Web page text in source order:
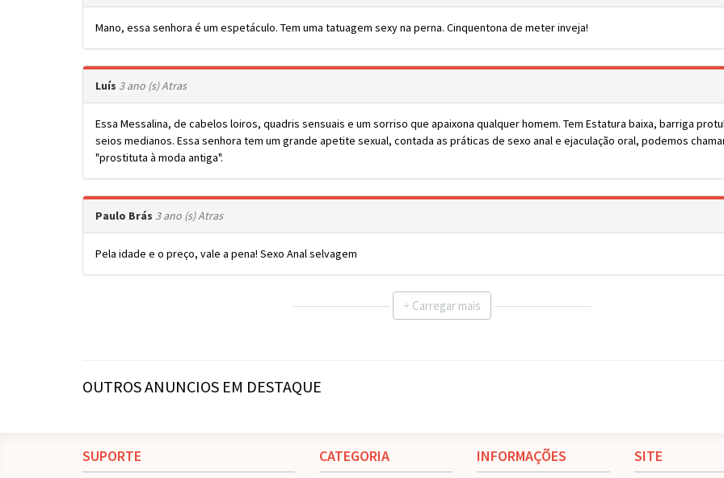
Mano, essa senhora é um espetáculo. Tem uma tatuagem sexy na perna. Cinquentona de meter inveja!
Luís 3 ano (s) Atras
Essa Messalina, de cabelos loiros, quadris sensuais e um sorriso que apaixona qualquer homem. Tem Estatura baixa, barriga
seios medianos. Essa senhora tem um grande apetite sexual, contada as práticas de sexo anal e ejaculação oral, podemos
"prostituta à moda antiga".
Paulo Brás 3 ano (s) Atras
Pela idade e o preço, vale a pena! Sexo Anal selvagem
+ Carregar mais
OUTROS ANUNCIOS EM DESTAQUE
SUPORTE CATEGORIA INFORMAÇÕES SITE